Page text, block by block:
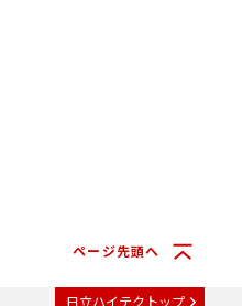
ページ先頭へ
日立ハイテクトップ